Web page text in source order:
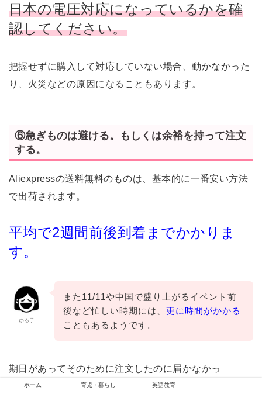
日本の電圧対応になっているかを確
認してください。
把握せずに購入して対応していない場合、動かなかった
り、火災などの原因になることもあります。
⑥急ぎものは避ける。もしくは余裕を持って注文
する。
Aliexpressの送料無料のものは、基本的に一番安い方法
で出荷されます。
平均で2週間前後到着までかかりま
す。
ゆる子
また11/11や中国で盛り上がるイベント前
後など忙しい時期には、 更に時間がかかる
こともあるようです。
期日があってそのために注文したのに届かなかっ
た。。。
ホーム 育児・暮らし 英語教育